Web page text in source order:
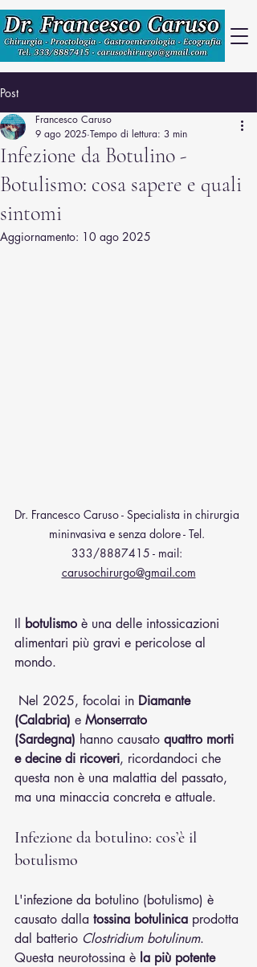
Post
Infezione da Botulino -
Botulismo: cosa sapere e quali
sintomi
Francesco Caruso
9 ago 2025 Tempo di lettura: 3 min
Aggiornamento: 10 ago 2025
Dr. Francesco Caruso - Specialista in chirurgia
mininvasiva e senza dolore - Tel.
333/8887415 - mail:
carusochirurgo@gmail.com
Il botulismo è una delle intossicazioni
alimentari più gravi e pericolose al
mondo.
Nel 2025, focolai in Diamante
(Calabria) e Monserrato
(Sardegna) hanno causato quattro morti
e decine di ricoveri, ricordandoci che
questa non è una malattia del passato,
ma una minaccia concreta e attuale.
Infezione da botulino: cos’è il
botulismo
L'infezione da botulino (botulismo) è
causato dalla tossina botulinica prodotta
dal batterio Clostridium botulinum.
Questa neurotossina è la più potente